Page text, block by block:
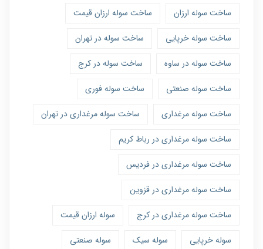
ساخت سوله ارزان
ساخت سوله ارزان قیمت
ساخت سوله خرپایی
ساخت سوله در تهران
ساخت سوله در ساوه
ساخت سوله در کرج
ساخت سوله صنعتی
ساخت سوله فوری
ساخت سوله مرغداری
ساخت سوله مرغداری در تهران
ساخت سوله مرغداری در رباط کریم
ساخت سوله مرغداری در فردیس
ساخت سوله مرغداری در قزوین
ساخت سوله مرغداری در کرج
سوله ارزان قیمت
سوله خرپایی
سوله سیک
سوله صنعتی